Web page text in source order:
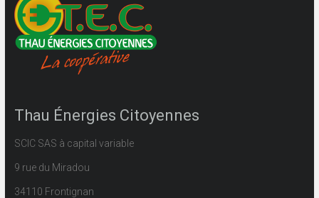
Thau Énergies Citoyennes
SCIC SAS à capital variable
9 rue du Miradou
34110 Frontignan